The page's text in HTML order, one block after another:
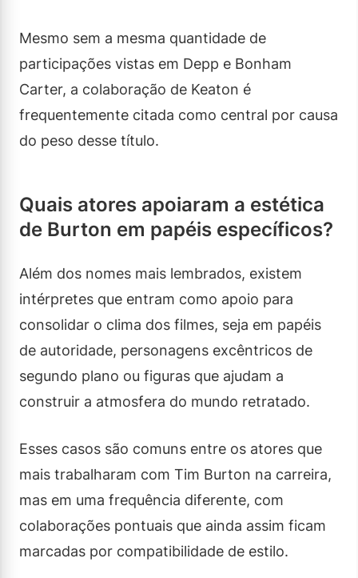
Mesmo sem a mesma quantidade de
participações vistas em Depp e Bonham
Carter, a colaboração de Keaton é
frequentemente citada como central por causa
do peso desse título.
Quais atores apoiaram a estética
de Burton em papéis específicos?
Além dos nomes mais lembrados, existem
intérpretes que entram como apoio para
consolidar o clima dos filmes, seja em papéis
de autoridade, personagens excêntricos de
segundo plano ou figuras que ajudam a
construir a atmosfera do mundo retratado.
Esses casos são comuns entre os atores que
mais trabalharam com Tim Burton na carreira,
mas em uma frequência diferente, com
colaborações pontuais que ainda assim ficam
marcadas por compatibilidade de estilo.